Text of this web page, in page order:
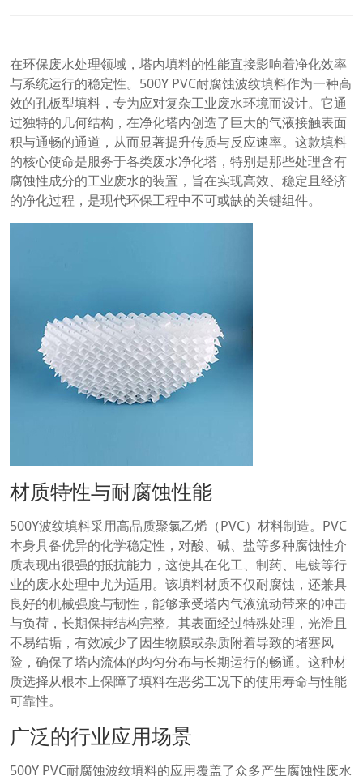
在环保废水处理领域，塔内填料的性能直接影响着净化效率
与系统运行的稳定性。500Y PVC耐腐蚀波纹填料作为一种高
效的孔板型填料，专为应对复杂工业废水环境而设计。它通
过独特的几何结构，在净化塔内创造了巨大的气液接触表面
积与通畅的通道，从而显著提升传质与反应速率。这款填料
的核心使命是服务于各类废水净化塔，特别是那些处理含有
腐蚀性成分的工业废水的装置，旨在实现高效、稳定且经济
的净化过程，是现代环保工程中不可或缺的关键组件。
材质特性与耐腐蚀性能
500Y波纹填料采用高品质聚氯乙烯（PVC）材料制造。PVC
本身具备优异的化学稳定性，对酸、碱、盐等多种腐蚀性介
质表现出很强的抵抗能力，这使其在化工、制药、电镀等行
业的废水处理中尤为适用。该填料材质不仅耐腐蚀，还兼具
良好的机械强度与韧性，能够承受塔内气液流动带来的冲击
与负荷，长期保持结构完整。其表面经过特殊处理，光滑且
不易结垢，有效减少了因生物膜或杂质附着导致的堵塞风
险，确保了塔内流体的均匀分布与长期运行的畅通。这种材
质选择从根本上保障了填料在恶劣工况下的使用寿命与性能
可靠性。
广泛的行业应用场景
500Y PVC耐腐蚀波纹填料的应用覆盖了众多产生腐蚀性废水